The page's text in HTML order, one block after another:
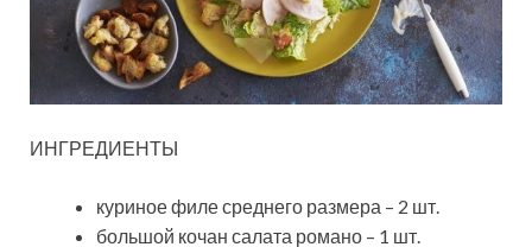
ИНГРЕДИЕНТЫ
куриное филе среднего размера – 2 шт.
большой кочан салата романо – 1 шт.